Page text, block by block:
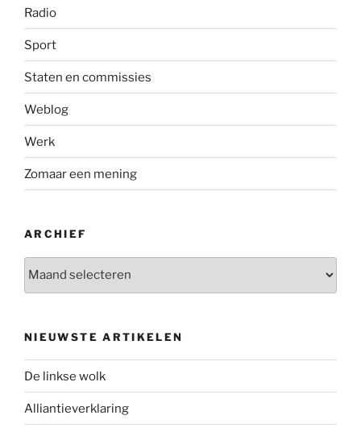
Radio
Sport
Staten en commissies
Weblog
Werk
Zomaar een mening
ARCHIEF
NIEUWSTE ARTIKELEN
De linkse wolk
Alliantieverklaring